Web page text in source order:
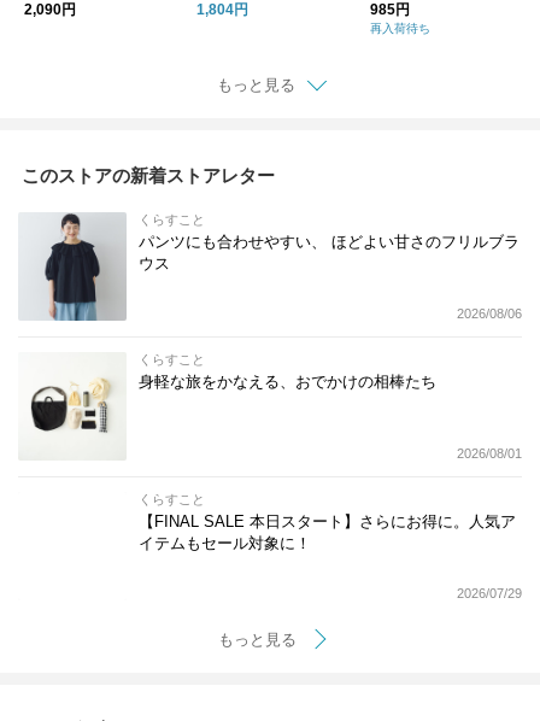
2,090円 1,804円 985円
再入荷待ち
もっと見る
このストアの新着ストアレター
くらすこと
パンツにも合わせやすい、 ほどよい甘さのフリルブラ
ウス
2026/08/06
くらすこと
身軽な旅をかなえる、おでかけの相棒たち
2026/08/01
くらすこと
【FINAL SALE 本日スタート】さらにお得に。人気ア
イテムもセール対象に！
2026/07/29
もっと見る